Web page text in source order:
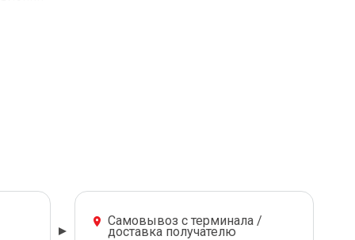
Самовывоз с терминала /
доставка получателю